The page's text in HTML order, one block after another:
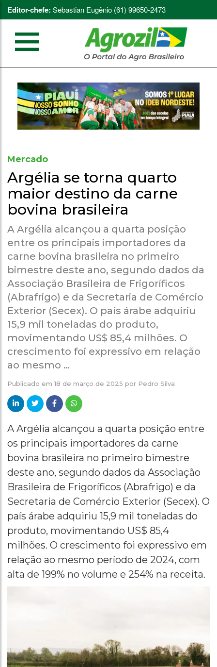
Editor-chefe: Sebastian Eugênio (61) 99650-2473
Mercado
Argélia se torna quarto
maior destino da carne
bovina brasileira
A Argélia alcançou a quarta posição
entre os principais importadores da
carne bovina brasileira no primeiro
bimestre deste ano, segundo dados da
Associação Brasileira de Frigoríficos
(Abrafrigo) e da Secretaria de Comércio
Exterior (Secex). O país árabe adquiriu
15,9 mil toneladas do produto,
movimentando US$ 85,4 milhões. O
crescimento foi expressivo em relação
ao mesmo …
Publicado em18 de março de 2025 por Pedro Silva
A Argélia alcançou a quarta posição entre
os principais importadores da carne
bovina brasileira no primeiro bimestre
deste ano, segundo dados da Associação
Brasileira de Frigoríficos (Abrafrigo) e da
Secretaria de Comércio Exterior (Secex). O
país árabe adquiriu 15,9 mil toneladas do
produto, movimentando US$ 85,4
milhões. O crescimento foi expressivo em
relação ao mesmo período de 2024, com
alta de 199% no volume e 254% na receita.